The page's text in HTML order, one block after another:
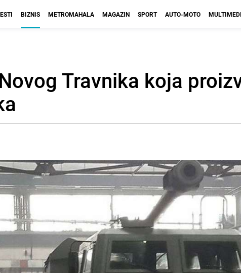
BIZNIS METROMAHALA MAGAZIN SPORT AUTO-MOTO
Travnika koja